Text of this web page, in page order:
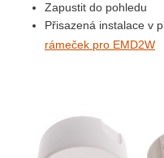
Zapustit do pohledu
Přisazená instalace v
rámeček pro EMD2W